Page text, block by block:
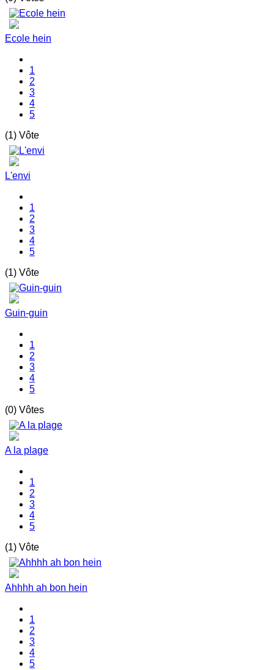
Ecole hein
1
2
3
4
5
(1) Vôte
L'envi
1
2
3
4
5
(1) Vôte
Guin-guin
1
2
3
4
5
(0) Vôtes
A la plage
1
2
3
4
5
(1) Vôte
Ahhhh ah bon hein
1
2
3
4
5